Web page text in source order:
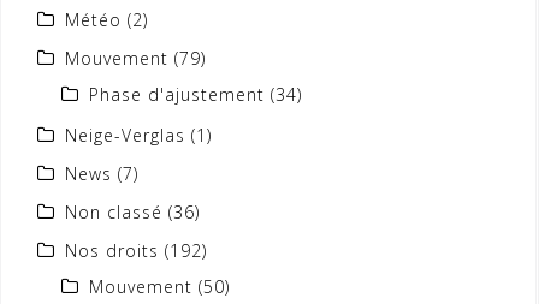
Météo (2)
Mouvement (79)
Phase d'ajustement (34)
Neige-Verglas (1)
News (7)
Non classé (36)
Nos droits (192)
Mouvement (50)